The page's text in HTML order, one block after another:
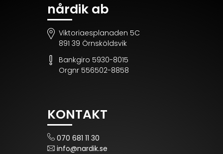
nårdik ab
Viktoriaesplanaden 5C
891 39 Örnsköldsvik
Bankgiro 5930-8015
Orgnr 556502-8858
KONTAKT
070 681 11 30
info@nardik.se